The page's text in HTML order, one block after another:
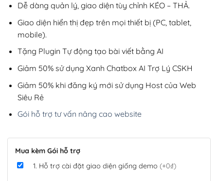
Dễ dàng quản lý, giao diện tùy chỉnh KÉO – THẢ.
Giao diện hiển thị đẹp trên mọi thiết bị (PC, tablet,
mobile).
Tặng Plugin Tự động tạo bài viết bằng AI
Giảm 50% sử dụng Xanh Chatbox AI Trợ Lý CSKH
Giảm 50% khi đăng ký mới sử dụng Host của Web
Siêu Rẻ
Gói hỗ trợ tư vấn nâng cao website
Mua kèm Gói hỗ trợ
1. Hỗ trợ cài đặt giao diện giống demo (+0₫)